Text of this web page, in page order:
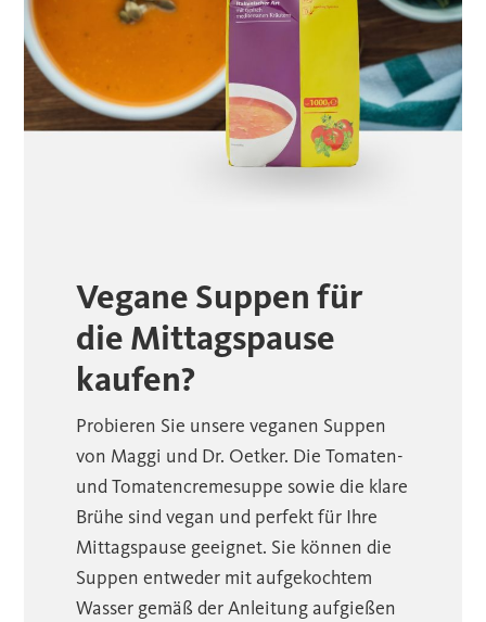
Vegane Suppen für
die Mittagspause
kaufen?
Probieren Sie unsere veganen Suppen
von Maggi und Dr. Oetker. Die Tomaten-
und Tomatencremesuppe sowie die klare
Brühe sind vegan und perfekt für Ihre
Mittagspause geeignet. Sie können die
Suppen entweder mit aufgekochtem
Wasser gemäß der Anleitung aufgießen